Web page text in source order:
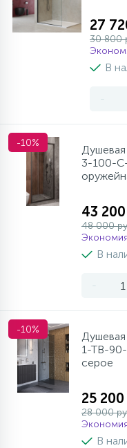
27
30 800
В
-
-10%
Душевая
3-100-
43
48 000
В
-
-10%
1-TB-
серое
25
28 000
В